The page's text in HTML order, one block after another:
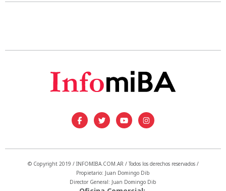
© Copyright 2019 / INFOMIBA.COM.AR / Todos los derechos reservados /
Propietario: Juan Domingo Dib
Director General: Juan Domingo Dib